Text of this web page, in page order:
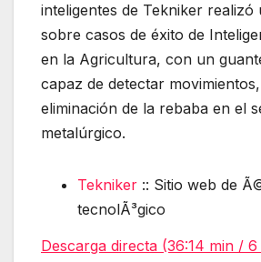
inteligentes de Tekniker realizó
sobre casos de éxito de
en la Agricultura, con un
capaz de detectar
eliminación de la rebaba en el
metalúrgico.
Tekniker :: Sitio web de
tecnolÃ³gico
Descarga directa (36:14 min /